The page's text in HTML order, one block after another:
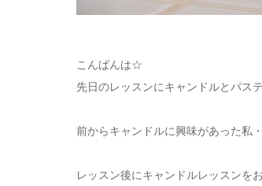
こんばんは☆
先日のレッスンにキャンドルとパス
前からキャンドルに興味があった私・
レッスン後にキャンドルレッスンを